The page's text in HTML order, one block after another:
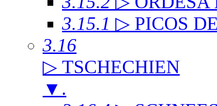
3.15.1 ▷ PICOS
3.16
▷ TSCHECHIEN
▼ .